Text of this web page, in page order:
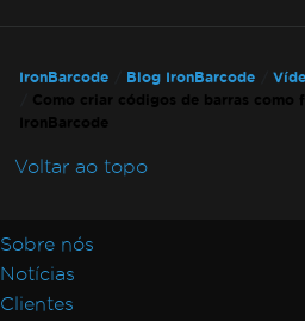
IronBarcode Blog IronBarcode
Como criar códigos de barras como
IronBarcode
Voltar ao topo
Sobre nós
Notícias
Clientes